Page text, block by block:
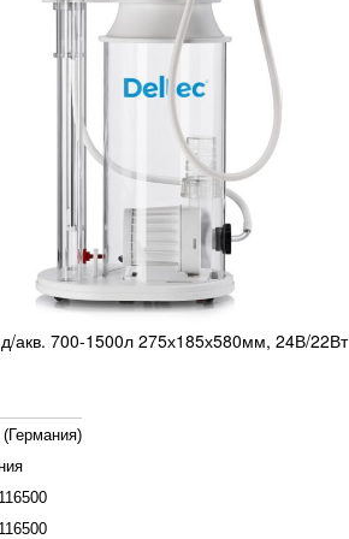
акв. 700-1500л 275х185х580мм, 24В/22Вт
(Германия)